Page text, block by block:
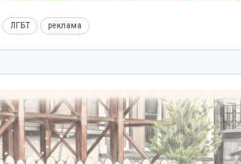
ЛГБТ реклама